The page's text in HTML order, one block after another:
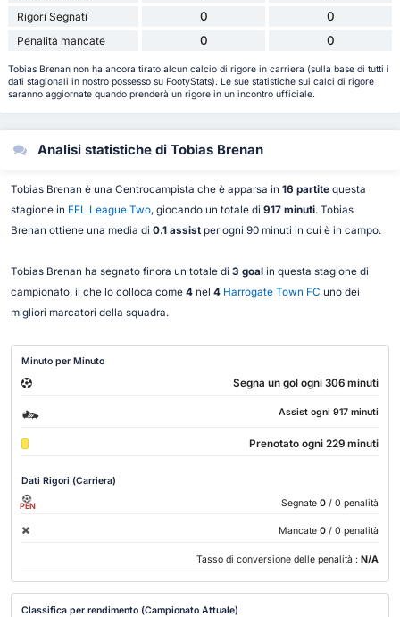
Rigori Segnati 0 0
Penalità mancate 0 0
Tobias Brenan non ha ancora tirato alcun calcio di rigore in carriera (sulla base di tutti i
dati stagionali in nostro possesso su FootyStats). Le sue statistiche sui calci di rigore
saranno aggiornate quando prenderà un rigore in un incontro ufficiale.
Analisi statistiche di Tobias Brenan
Tobias Brenan è una Centrocampista che è apparsa in 16 partitequesta
stagione in EFL League Two, giocando un totale di 917 minuti. Tobias
Brenan ottiene una media di 0.1 assistper ogni 90 minuti in cui è in campo.
Tobias Brenan ha segnato finora un totale di 3 goalin questa stagione di
campionato, il che lo colloca come 4nel 4 Harrogate Town FC uno dei
migliori marcatori della squadra.
Minuto per Minuto
Segna un gol ogni 306 minuti
Assist ogni 917 minuti
Prenotato ogni 229 minuti
Dati Rigori (Carriera)
PEN Segnate 0 / 0 penalità
Mancate 0 / 0 penalità
Tasso di conversione delle penalità : N/A
Classifica per rendimento (Campionato Attuale)